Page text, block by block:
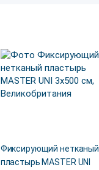
Фиксирующий нетканый
пластырь MASTER UNI